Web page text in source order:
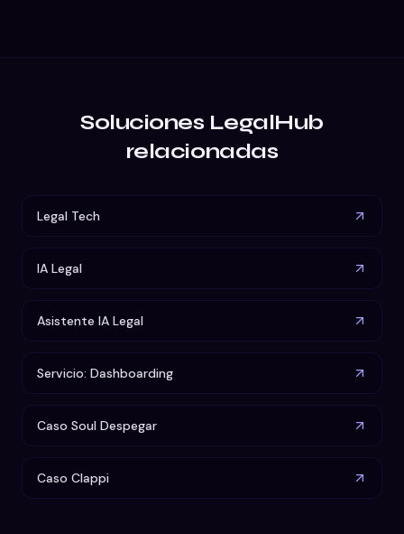
Soluciones LegalHub
relacionadas
Legal Tech
IA Legal
Asistente IA Legal
Servicio: Dashboarding
Caso Soul Despegar
Caso Clappi